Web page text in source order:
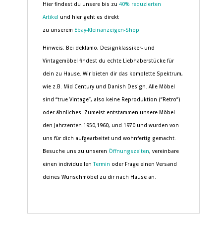
Hier findest du unsere bis zu 40% reduzierten
Artikel und hier geht es direkt
zu unserem Ebay-Kleinanzeigen-Shop
Hinweis: Bei deklamo, Designklassiker- und
Vintagemöbel findest du echte Liebhaberstücke für
dein zu Hause. Wir bieten dir das komplette Spektrum,
wie z.B. Mid Century und Danish Design. Alle Möbel
sind “true Vintage”, also keine Reproduktion (“Retro”)
oder ähnliches. Zumeist entstammen unsere Möbel
den Jahrzenten 1950,1960, und 1970 und wurden von
uns für dich aufgearbeitet und wohnfertig gemacht.
Besuche uns zu unseren Öffnungszeiten, vereinbare
einen individuellenTermin oder Frage einen Versand
deines Wunschmöbel zu dir nach Hause an.